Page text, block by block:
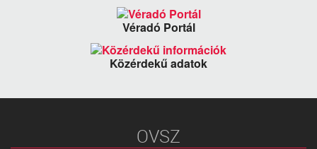
Véradó Portál
Közérdekű adatok
OVSZ